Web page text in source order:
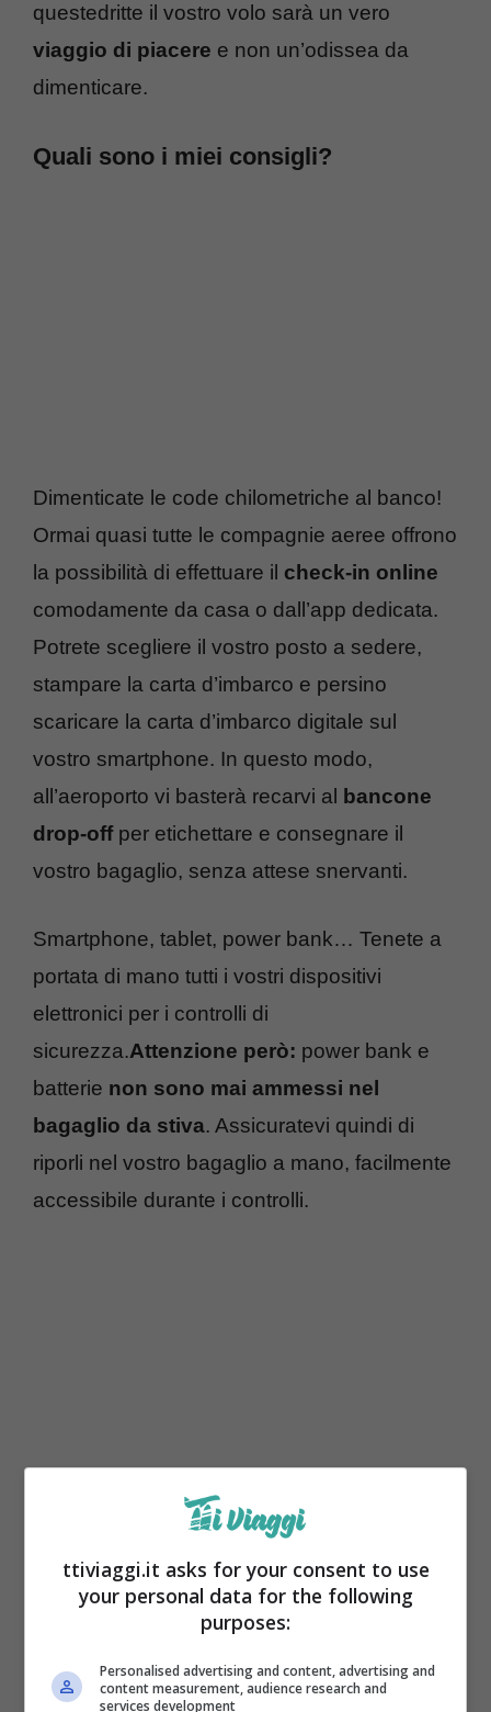
questedritte il vostro volo sarà un vero
viaggio di piacere e non un’odissea da
dimenticare.
Quali sono i miei consigli?
Dimenticate le code chilometriche al banco!
Ormai quasi tutte le compagnie aeree offrono
la possibilità di effettuare il check-in online
comodamente da casa o dall’app dedicata.
Potrete scegliere il vostro posto a sedere,
stampare la carta d’imbarco e persino
scaricare la carta d’imbarco digitale sul
vostro smartphone. In questo modo,
all’aeroporto vi basterà recarvi al bancone
drop-offper etichettare e consegnare il
vostro bagaglio, senza attese snervanti.
Smartphone, tablet, power bank… Tenete a
portata di mano tutti i vostri dispositivi
elettronici per i controlli di
sicurezza.Attenzione però: power bank e
batterie non sono mai ammessi nel
bagaglio da stiva. Assicuratevi quindi di
riporli nel vostro bagaglio a mano, facilmente
accessibile durante i controlli.
bagaglio lo è un po’ meno. Prima di partire,
controllate attentamente le vostre valigie e
rimuovete tutte le etichette dei viaggi
precedenti. Etichette vecchie e confuse
ttiviaggi.it asks for your consent to use
your personal data for the following
purposes:
Personalised advertising and content, advertising and
content measurement, audience research and
services development